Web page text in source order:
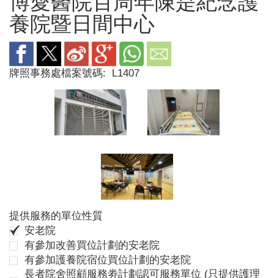
養院暨日間中心
牌照事務處檔案號碼: L1407
提供服務的單位性質
安老院
有參加改善買位計劃的安老院
有參加護養院宿位買位計劃的安老院
長者院舍照顧服務劵計劃認可服務單位 (只提供護理